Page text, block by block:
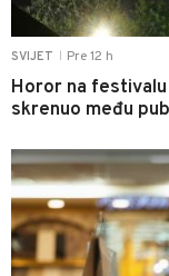
SVIJET Pre 12 h
Horor na
skrenuo među